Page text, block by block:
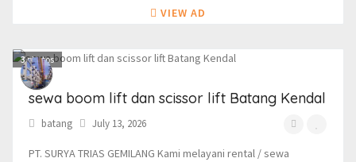
VIEW AD
3photos
sewa boom lift dan scissor lift Batang Kendal
batang July 13, 2026
PT. SURYA TRIAS GEMILANG Kami melayani rental / sewa